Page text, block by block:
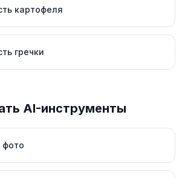
картофеля
гречки
AI-инструменты
фото